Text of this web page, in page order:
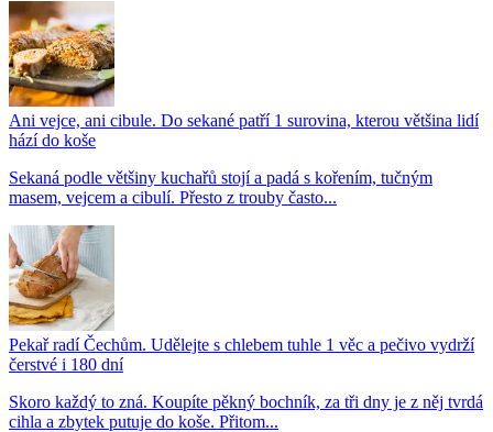
Ani vejce, ani cibule. Do sekané patří 1 surovina, kterou většina lidí
hází do koše
Sekaná podle většiny kuchařů stojí a padá s kořením, tučným
masem, vejcem a cibulí. Přesto z trouby často...
Pekař radí Čechům. Udělejte s chlebem tuhle 1 věc a pečivo vydrží
čerstvé i 180 dní
Skoro každý to zná. Koupíte pěkný bochník, za tři dny je z něj tvrdá
cihla a zbytek putuje do koše. Přitom...